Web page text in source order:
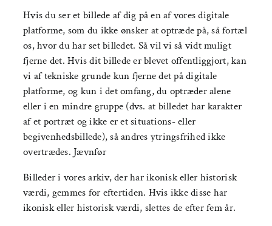
Hvis du ser et billede af dig på en af vores digitale
platforme, som du ikke ønsker at optræde på, så fortæl
os, hvor du har set billedet. Så vil vi så vidt muligt
fjerne det. Hvis dit billede er blevet offentliggjort, kan
vi af tekniske grunde kun fjerne det på digitale
platforme, og kun i det omfang, du optræder alene
eller i en mindre gruppe (dvs. at billedet har karakter
af et portræt og ikke er et situations- eller
begivenhedsbillede), så andres ytringsfrihed ikke
overtrædes. Jævnfør
Billeder i vores arkiv, der har ikonisk eller historisk
værdi, gemmes for eftertiden. Hvis ikke disse har
ikonisk eller historisk værdi, slettes de efter fem år.